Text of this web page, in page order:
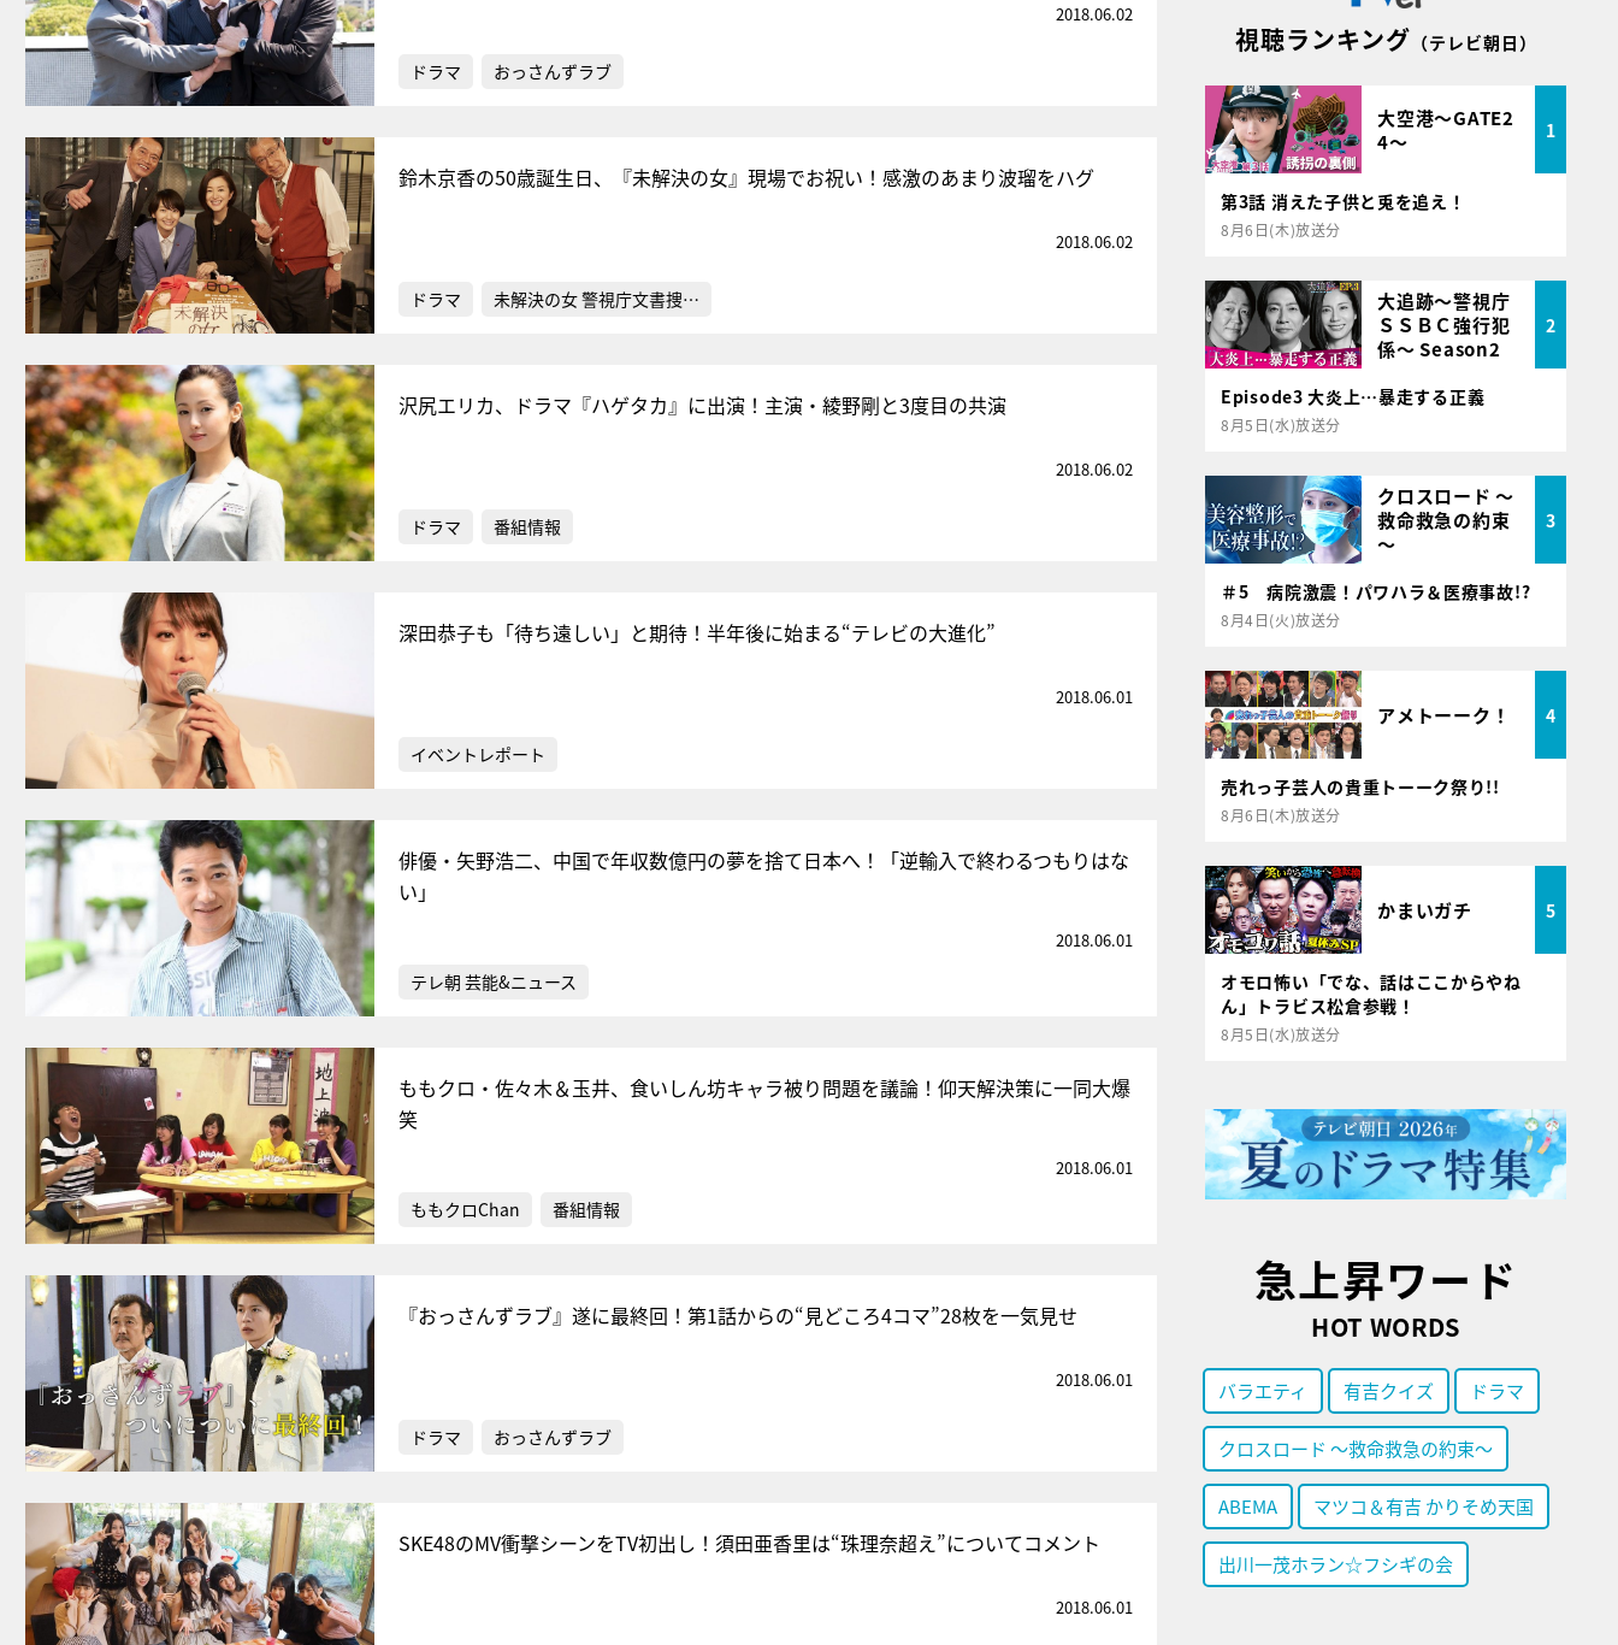
2018.06.02
ドラマ おっさんずラブ
鈴木京香の50歳誕生日、『未解決の女』現場でお祝い！感激のあまり波瑠をハグ
2018.06.02
ドラマ 未解決の女 警視庁文書捜…
沢尻エリカ、ドラマ『ハゲタカ』に出演！主演・綾野剛と3度目の共演
2018.06.02
ドラマ 番組情報
深田恭子も「待ち遠しい」と期待！半年後に始まる“テレビの大進化”
2018.06.01
イベントレポート
俳優・矢野浩二、中国で年収数億円の夢を捨て日本へ！「逆輸入で終わるつもりはな
い」
2018.06.01
テレ朝 芸能&ニュース
ももクロ・佐々木＆玉井、食いしん坊キャラ被り問題を議論！仰天解決策に一同大爆
笑
2018.06.01
ももクロChan 番組情報
『おっさんずラブ』遂に最終回！第1話からの“見どころ4コマ”28枚を一気見せ
2018.06.01
ドラマ おっさんずラブ
SKE48のMV衝撃シーンをTV初出し！須田亜香里は“珠理奈超え”についてコメント
2018.06.01
視聴ランキング （テレビ朝日）
大空港～GATE2
4～
1
第3話 消えた子供と兎を追え！
8月6日(木)放送分
大追跡～警視庁
ＳＳＢＣ強行犯
係～ Season2
2
Episode3 大炎上…暴走する正義
8月5日(水)放送分
クロスロード ～
救命救急の約束
～
3
＃5 病院激震！パワハラ＆医療事故!?
8月4日(火)放送分
アメトーーク！ 4
売れっ子芸人の貴重トーーク祭り!!
8月6日(木)放送分
かまいガチ 5
オモロ怖い「でな、話はここからやね
ん」トラビス松倉参戦！
8月5日(水)放送分
急上昇ワード
HOT WORDS
バラエティ 有吉クイズ ドラマ
クロスロード ～救命救急の約束～
ABEMA マツコ＆有吉 かりそめ天国
出川一茂ホラン☆フシギの会